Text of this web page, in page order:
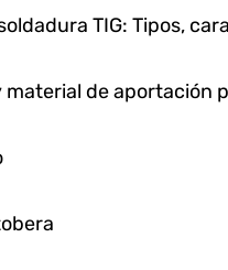
TIG: Tipos,
de aportación